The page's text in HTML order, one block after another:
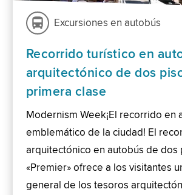
Excursiones en autobús
Recorrido turístico en
arquitectónico de dos
primera clase
Modernism Week¡El recorrido en
emblemático de la ciudad! El
arquitectónico en autobús de dos
«Premier» ofrece a los visitantes
general de los tesoros